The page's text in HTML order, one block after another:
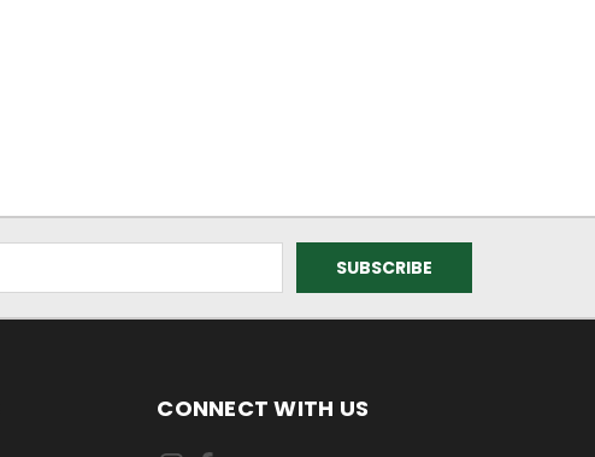
CONNECT WITH US